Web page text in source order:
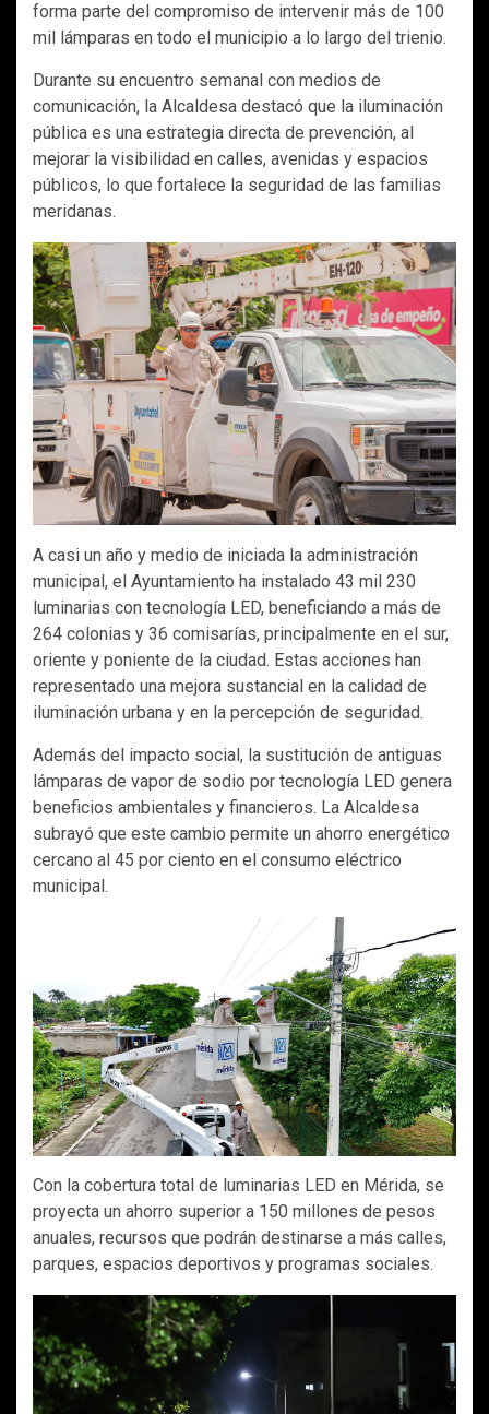
forma parte del compromiso de intervenir más de 100
mil lámparas en todo el municipio a lo largo del trienio.
Durante su encuentro semanal con medios de
comunicación, la Alcaldesa destacó que la iluminación
pública es una estrategia directa de prevención, al
mejorar la visibilidad en calles, avenidas y espacios
públicos, lo que fortalece la seguridad de las familias
meridanas.
A casi un año y medio de iniciada la administración
municipal, el Ayuntamiento ha instalado 43 mil 230
luminarias con tecnología LED, beneficiando a más de
264 colonias y 36 comisarías, principalmente en el sur,
oriente y poniente de la ciudad. Estas acciones han
representado una mejora sustancial en la calidad de
iluminación urbana y en la percepción de seguridad.
Además del impacto social, la sustitución de antiguas
lámparas de vapor de sodio por tecnología LED genera
beneficios ambientales y financieros. La Alcaldesa
subrayó que este cambio permite un ahorro energético
cercano al 45 por ciento en el consumo eléctrico
municipal.
Con la cobertura total de luminarias LED en Mérida, se
proyecta un ahorro superior a 150 millones de pesos
anuales, recursos que podrán destinarse a más calles,
parques, espacios deportivos y programas sociales.